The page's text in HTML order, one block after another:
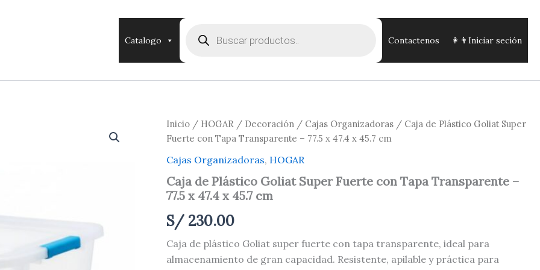
Catalogo
productos
Contactenos 👩👨Iniciar seción
Inicio / HOGAR / Decoración / Cajas Organizadoras / Caja de Plástico Goliat Super
Fuerte con Tapa Transparente – 77.5 x 47.4 x 45.7 cm
Cajas Organizadoras, HOGAR
Caja de Plástico Goliat Super Fuerte con Tapa Transparente –
77.5 x 47.4 x 45.7 cm
S/ 230.00
Caja de plástico Goliat super fuerte con tapa transparente, ideal para
almacenamiento de gran capacidad. Resistente, apilable y práctica para
Caja
de
Goliat
Fuerte
con
Transparente
77.5